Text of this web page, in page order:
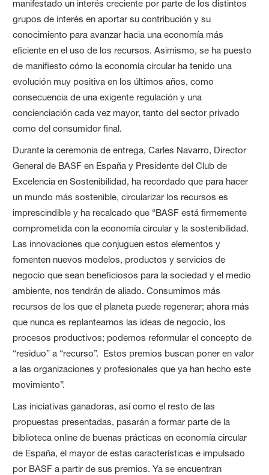
manifestado un interés creciente por parte de los distintos
grupos de interés en aportar su contribución y su
conocimiento para avanzar hacia una economía más
eficiente en el uso de los recursos. Asimismo, se ha puesto
de manifiesto cómo la economía circular ha tenido una
evolución muy positiva en los últimos años, como
consecuencia de una exigente regulación y una
concienciación cada vez mayor, tanto del sector privado
como del consumidor final.
Durante la ceremonia de entrega, Carles Navarro, Director
General de BASF en España y Presidente del Club de
Excelencia en Sostenibilidad, ha recordado que para hacer
un mundo más sostenible, circularizar los recursos es
imprescindible y ha recalcado que “BASF está firmemente
comprometida con la economía circular y la sostenibilidad.
Las innovaciones que conjuguen estos elementos y
fomenten nuevos modelos, productos y servicios de
negocio que sean beneficiosos para la sociedad y el medio
ambiente, nos tendrán de aliado. Consumimos más
recursos de los que el planeta puede regenerar; ahora más
que nunca es replantearnos las ideas de negocio, los
procesos productivos; podemos reformular el concepto de
“residuo” a “recurso”. Estos premios buscan poner en valor
a las organizaciones y profesionales que ya han hecho este
movimiento”.
Las iniciativas ganadoras, así como el resto de las
propuestas presentadas, pasarán a formar parte de la
biblioteca online de buenas prácticas en economía circular
de España, el mayor de estas características e impulsado
por BASF a partir de sus premios. Ya se encuentran